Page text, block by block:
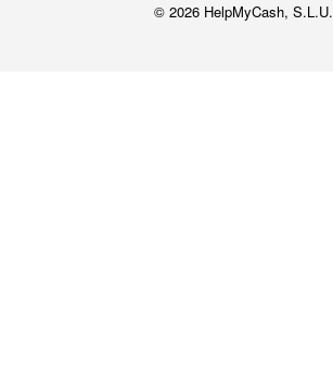
© 2026 HelpMyCash, S.L.U.